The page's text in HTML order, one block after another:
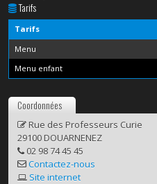
Tarifs
Tarifs
Menu
Menu enfant
Coordonnées
Rue des Professeurs Curie
29100 DOUARNENEZ
02 98 74 45 45
Contactez-nous
Site internet